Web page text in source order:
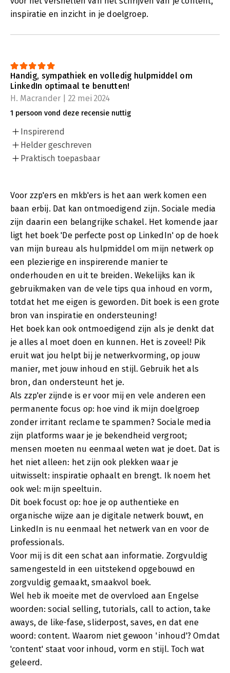
inspiratie en inzicht in je doelgroep.
Handig, sympathiek en volledig hulpmiddel om
LinkedIn optimaal te benutten!
H. Macrander | 22 mei 2024
1 persoon vond deze recensie nuttig
Inspirerend
Helder geschreven
Praktisch toepasbaar
Voor zzp'ers en mkb'ers is het aan werk komen een
baan erbij. Dat kan ontmoedigend zijn. Sociale media
zijn daarin een belangrijke schakel. Het komende jaar
ligt het boek 'De perfecte post op LinkedIn' op de hoek
van mijn bureau als hulpmiddel om mijn netwerk op
een plezierige en inspirerende manier te
onderhouden en uit te breiden. Wekelijks kan ik
gebruikmaken van de vele tips qua inhoud en vorm,
totdat het me eigen is geworden. Dit boek is een grote
bron van inspiratie en ondersteuning!
Het boek kan ook ontmoedigend zijn als je denkt dat
je alles al moet doen en kunnen. Het is zoveel! Pik
eruit wat jou helpt bij je netwerkvorming, op jouw
manier, met jouw inhoud en stijl. Gebruik het als
bron, dan ondersteunt het je.
Als zzp'er zijnde is er voor mij en vele anderen een
permanente focus op: hoe vind ik mijn doelgroep
zonder irritant reclame te spammen? Sociale media
zijn platforms waar je je bekendheid vergroot;
mensen moeten nu eenmaal weten wat je doet. Dat is
het niet alleen: het zijn ook plekken waar je
uitwisselt: inspiratie ophaalt en brengt. Ik noem het
ook wel: mijn speeltuin.
Dit boek focust op: hoe je op authentieke en
organische wijze aan je digitale netwerk bouwt, en
LinkedIn is nu eenmaal het netwerk van en voor de
professionals.
Voor mij is dit een schat aan informatie. Zorgvuldig
samengesteld in een uitstekend opgebouwd en
zorgvuldig gemaakt, smaakvol boek.
Wel heb ik moeite met de overvloed aan Engelse
woorden: social selling, tutorials, call to action, take
aways, de like-fase, sliderpost, saves, en dat ene
woord: content. Waarom niet gewoon 'inhoud'? Omdat
'content' staat voor inhoud, vorm en stijl. Toch wat
geleerd.